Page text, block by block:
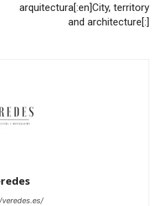
arquitectura[:en]City, territory
and architecture[:]